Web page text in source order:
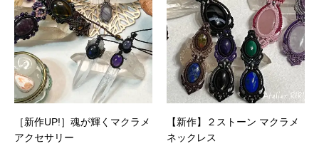
［新作UP!］魂が輝くマクラメ
アクセサリー
【新作】２ストーン マクラメ
ネックレス